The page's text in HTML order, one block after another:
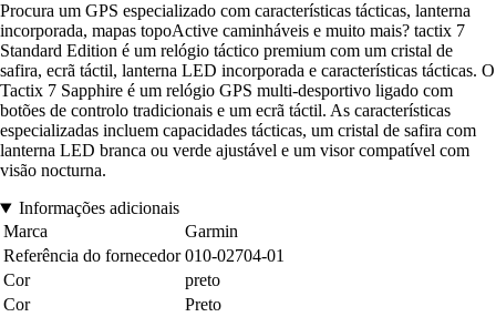
Procura um GPS especializado com características tácticas, lanterna
incorporada, mapas topoActive caminháveis e muito mais? tactix 7
Standard Edition é um relógio táctico premium com um cristal de
safira, ecrã táctil, lanterna LED incorporada e características tácticas. O
Tactix 7 Sapphire é um relógio GPS multi-desportivo ligado com
botões de controlo tradicionais e um ecrã táctil. As características
especializadas incluem capacidades tácticas, um cristal de safira com
lanterna LED branca ou verde ajustável e um visor compatível com
visão nocturna.
Informações adicionais
Marca
Garmin
Referência do fornecedor 010-02704-01
Cor
preto
Cor
Preto